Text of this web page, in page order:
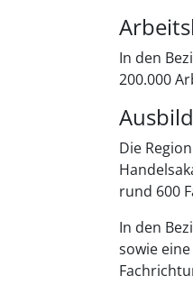
In den
200.000
Die
rund 600
In den
sowie